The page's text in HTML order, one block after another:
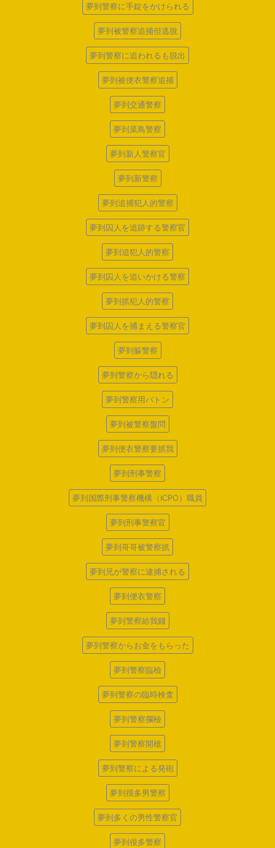
夢到警察に手錠をかけられる
夢到被警察追捕但逃脫
夢到警察に追われるも脱出
夢到被便衣警察追捕
夢到交通警察
夢到菜鳥警察
夢到新人警察官
夢到新警察
夢到追捕犯人的警察
夢到囚人を追跡する警察官
夢到追犯人的警察
夢到囚人を追いかける警察
夢到抓犯人的警察
夢到囚人を捕まえる警察官
夢到躲警察
夢到警察から隠れる
夢到警察用バトン
夢到被警察盤問
夢到便衣警察要抓我
夢到刑事警察
夢到国際刑事警察機構（ICPO）職員
夢到刑事警察官
夢到哥哥被警察抓
夢到兄が警察に逮捕される
夢到便衣警察
夢到警察給我錢
夢到警察からお金をもらった
夢到警察臨檢
夢到警察の臨時検査
夢到警察攔檢
夢到警察開槍
夢到警察による発砲
夢到很多男警察
夢到多くの男性警察官
夢到很多警察